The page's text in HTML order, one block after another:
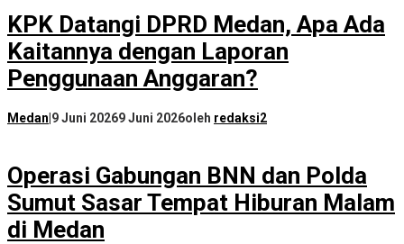
KPK Datangi DPRD Medan, Apa Ada
Kaitannya dengan Laporan
Penggunaan Anggaran?
Medan 9 Juni 20269 Juni 2026oleh redaksi2
Operasi Gabungan BNN dan Polda
Sumut Sasar Tempat Hiburan Malam
di Medan